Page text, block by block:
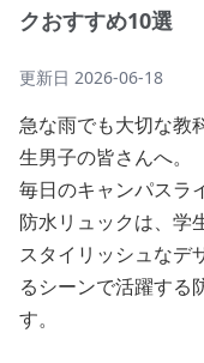
クおすすめ10選
更新日 2026-06-18
急な雨でも大切な教
生男子の皆さんへ。
毎日のキャンパスラ
防水リュックは、学
スタイリッシュなデ
るシーンで活躍する
す。